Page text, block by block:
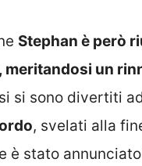
Stephan è però
meritandosi un
si sono divertiti
, svelati alla
è stato